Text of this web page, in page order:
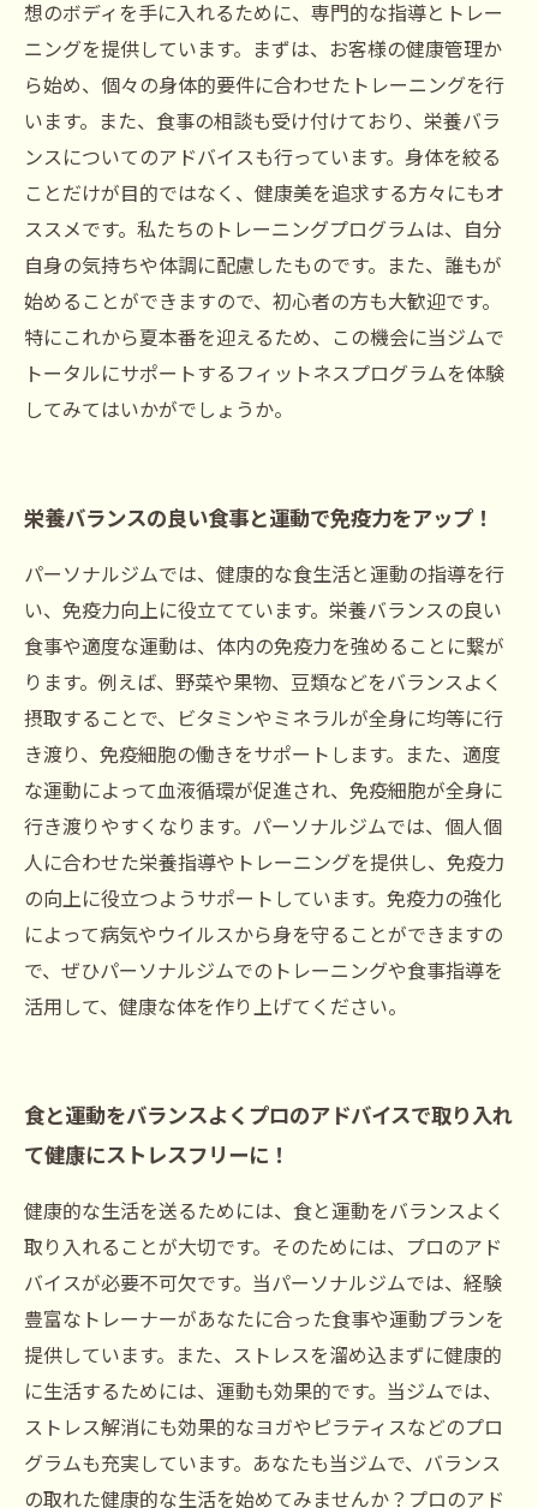
想のボディを手に入れるために、専門的な指導とトレー
ニングを提供しています。まずは、お客様の健康管理か
ら始め、個々の身体的要件に合わせたトレーニングを行
います。また、食事の相談も受け付けており、栄養バラ
ンスについてのアドバイスも行っています。身体を絞る
ことだけが目的ではなく、健康美を追求する方々にもオ
ススメです。私たちのトレーニングプログラムは、自分
自身の気持ちや体調に配慮したものです。また、誰もが
始めることができますので、初心者の方も大歓迎です。
特にこれから夏本番を迎えるため、この機会に当ジムで
トータルにサポートするフィットネスプログラムを体験
してみてはいかがでしょうか。
栄養バランスの良い食事と運動で免疫力をアップ！
パーソナルジムでは、健康的な食生活と運動の指導を行
い、免疫力向上に役立てています。栄養バランスの良い
食事や適度な運動は、体内の免疫力を強めることに繋が
ります。例えば、野菜や果物、豆類などをバランスよく
摂取することで、ビタミンやミネラルが全身に均等に行
き渡り、免疫細胞の働きをサポートします。また、適度
な運動によって血液循環が促進され、免疫細胞が全身に
行き渡りやすくなります。パーソナルジムでは、個人個
人に合わせた栄養指導やトレーニングを提供し、免疫力
の向上に役立つようサポートしています。免疫力の強化
によって病気やウイルスから身を守ることができますの
で、ぜひパーソナルジムでのトレーニングや食事指導を
活用して、健康な体を作り上げてください。
食と運動をバランスよくプロのアドバイスで取り入れ
て健康にストレスフリーに！
健康的な生活を送るためには、食と運動をバランスよく
取り入れることが大切です。そのためには、プロのアド
バイスが必要不可欠です。当パーソナルジムでは、経験
豊富なトレーナーがあなたに合った食事や運動プランを
提供しています。また、ストレスを溜め込まずに健康的
に生活するためには、運動も効果的です。当ジムでは、
ストレス解消にも効果的なヨガやピラティスなどのプロ
グラムも充実しています。あなたも当ジムで、バランス
の取れた健康的な生活を始めてみませんか？プロのアド